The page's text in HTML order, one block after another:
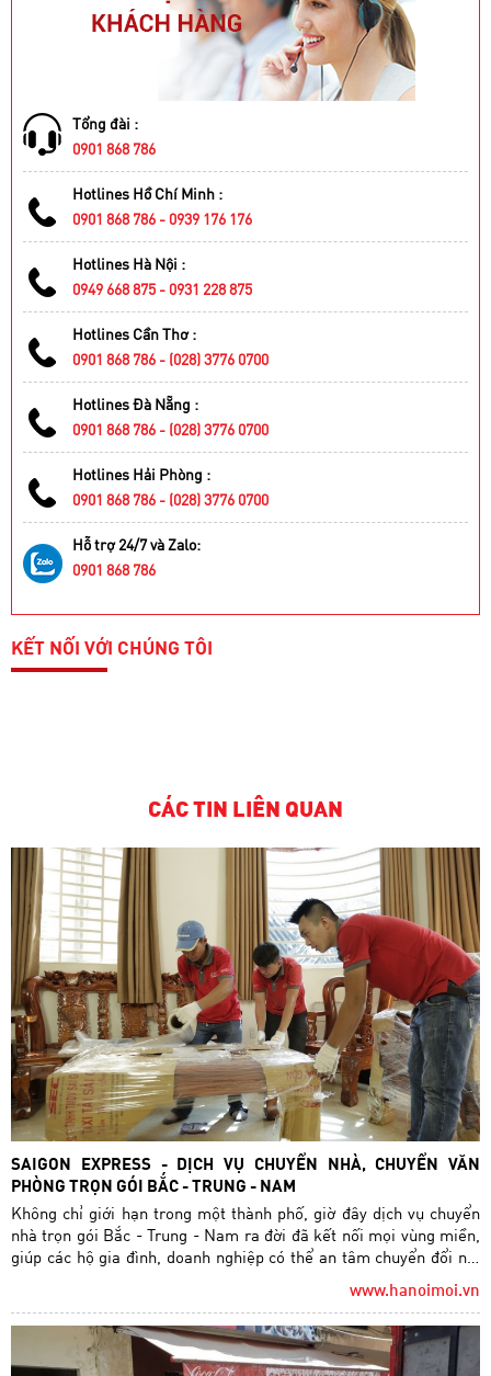
Tổng đài :
0901 868 786
Hotlines Hồ Chí Minh :
0901 868 786 - 0939 176 176
Hotlines Hà Nội :
0949 668 875 - 0931 228 875
Hotlines Cần Thơ :
0901 868 786 - (028) 3776 0700
Hotlines Đà Nẵng :
0901 868 786 - (028) 3776 0700
Hotlines Hải Phòng :
0901 868 786 - (028) 3776 0700
Hỗ trợ 24/7 và Zalo:
0901 868 786
KẾT NỐI VỚI CHÚNG TÔI
CÁC TIN LIÊN QUAN
SAIGON EXPRESS - DỊCH VỤ CHUYỂN NHÀ, CHUYỂN VĂN
PHÒNG TRỌN GÓI BẮC - TRUNG - NAM
Không chỉ giới hạn trong một thành phố, giờ đây dịch vụ chuyển
nhà trọn gói Bắc - Trung - Nam ra đời đã kết nối mọi vùng miền,
giúp các hộ gia đình, doanh nghiệp có thể an tâm chuyển đổi nơi
www.hanoimoi.vn